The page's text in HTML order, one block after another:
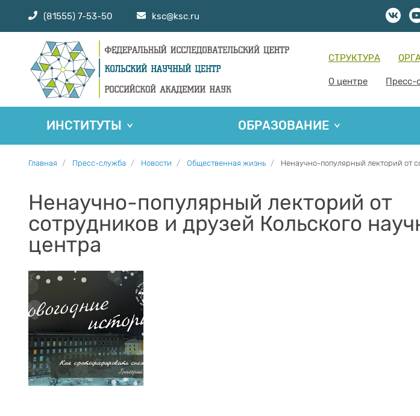
(81555) 7-53-50 ksc@ksc.ru
СТРУКТУРА
О центре Пресс-
ИНСТИТУТЫ ОБРАЗОВАНИЕ
Главная Пресс-служба Новости Общественная жизнь Ненаучно-популярный лекторий от
Ненаучно-популярный лекторий от
сотрудников и друзей Кольского
центра